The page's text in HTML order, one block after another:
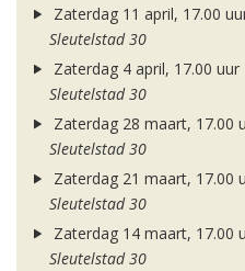
Zaterdag 11 april, 17.00
Sleutelstad 30
Zaterdag 4 april, 17.00 uur
Sleutelstad 30
Zaterdag 28 maart, 17.00
Sleutelstad 30
Zaterdag 21 maart, 17.00
Sleutelstad 30
Zaterdag 14 maart, 17.00
Sleutelstad 30